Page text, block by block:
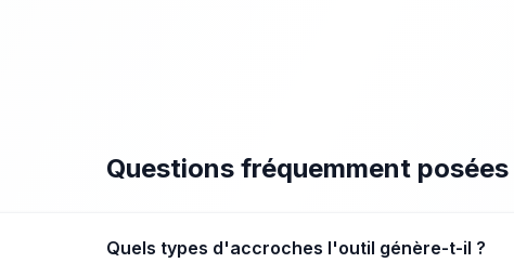
Questions fréquemment posées
Quels types d'accroches l'outil génère-t-il ?